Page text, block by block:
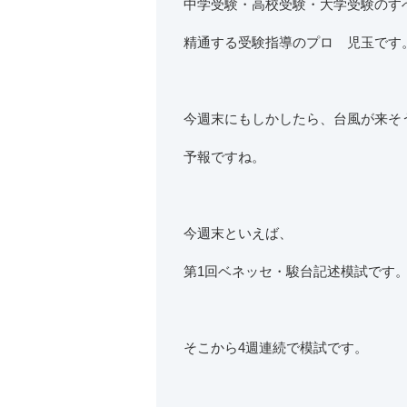
中学受験・高校受験・大学受験のす
精通する受験指導のプロ 児玉です。
今週末にもしかしたら、台風が来そ
予報ですね。
今週末といえば、
第1回ベネッセ・駿台記述模試です。
そこから4週連続で模試です。